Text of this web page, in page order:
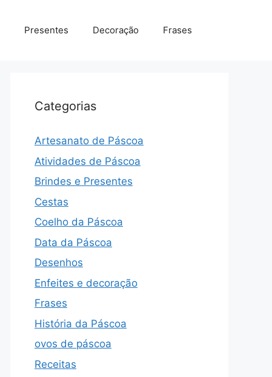
Presentes Decoração Frases
Categorias
Artesanato de Páscoa
Atividades de Páscoa
Brindes e Presentes
Cestas
Coelho da Páscoa
Data da Páscoa
Desenhos
Enfeites e decoração
Frases
História da Páscoa
ovos de páscoa
Receitas